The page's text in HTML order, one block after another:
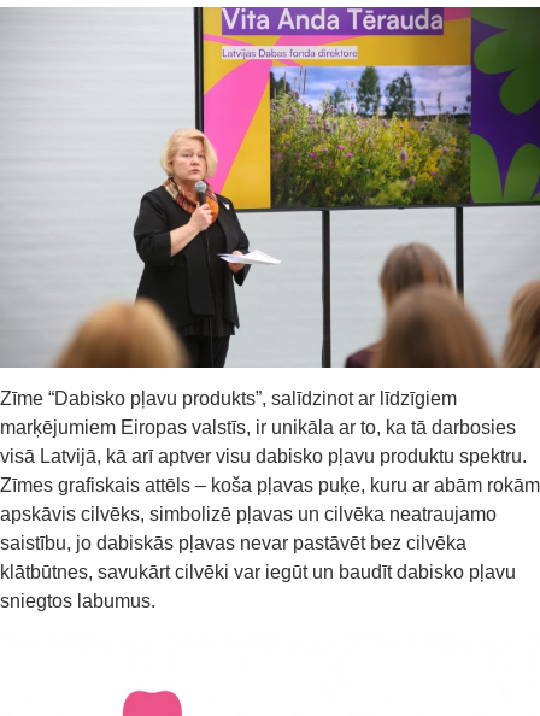
Zīme “Dabisko pļavu produkts”, salīdzinot ar līdzīgiem
marķējumiem Eiropas valstīs, ir unikāla ar to, ka tā darbosies
visā Latvijā, kā arī aptver visu dabisko pļavu produktu spektru.
Zīmes grafiskais attēls – koša pļavas puķe, kuru ar abām rokām
apskāvis cilvēks, simbolizē pļavas un cilvēka neatraujamo
saistību, jo dabiskās pļavas nevar pastāvēt bez cilvēka
klātbūtnes, savukārt cilvēki var iegūt un baudīt dabisko pļavu
sniegtos labumus.